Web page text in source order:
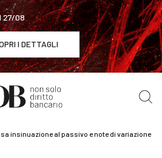
27/08
I DETTAGLI
/ 17 settembre
Artificiale
insinuazione al passivo e note di variazione